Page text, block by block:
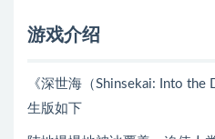
游戏介绍
《深世海（Shinsekai: Into
生版如下